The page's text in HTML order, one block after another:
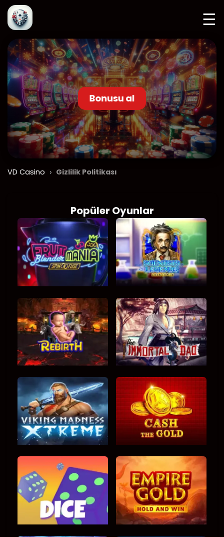
☰
Bonusu al
VD Casino › Gizlilik Politikası
Popüler Oyunlar